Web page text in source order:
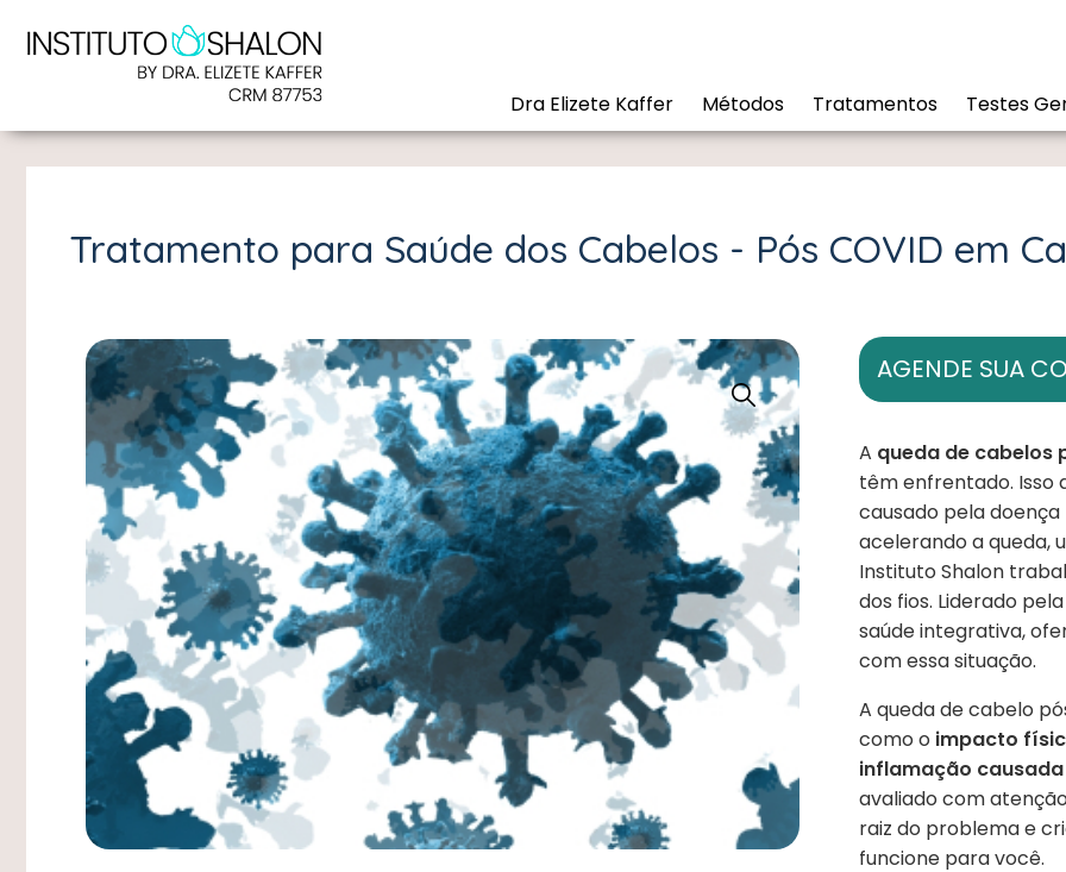
Dra Elizete Kaffer Métodos Tratamentos Testes
Tratamento para Saúde dos Cabelos - Pós COVID em
AGENDE SUA
A queda de cabelos
têm enfrentado. Isso
causado pela
acelerando a queda,
Instituto Shalon
dos fios. Liderado
saúde integrativa,
com essa situação.
A queda de cabelo
como o impacto
inflamação
avaliado com
raiz do problema e
funcione para você.